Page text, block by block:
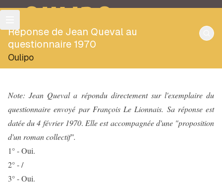
OULIPO
Réponse de Jean Queval au
questionnaire 1970
Oulipo
Note: Jean Queval a répondu directement sur l'exemplaire du
questionnaire envoyé par François Le Lionnais. Sa réponse est
datée du 4 février 1970. Elle est accompagnée d'une "proposition
d'un roman collectif".
1° - Oui.
2° - /
3° - Oui.